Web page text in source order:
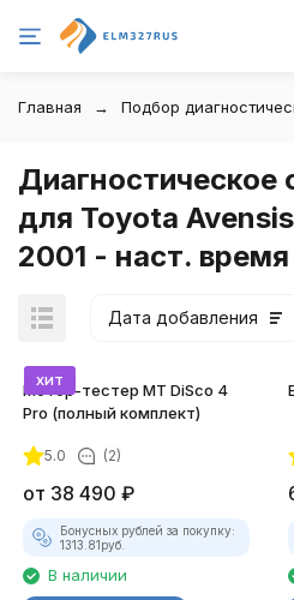
Главная Подбор
Диагностическое
для Toyota
2001 - наст. время
Дата добавления
хит
Мотор-тестер MT DiSco 4
Pro (полный комплект)
5.0 (2)
от 38 490 ₽
Бонусных рублей за покупку:
1313.81руб.
В наличии